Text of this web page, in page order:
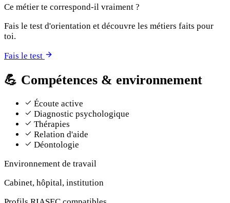
Ce métier te correspond-il vraiment ?
Fais le test d'orientation et découvre les métiers faits pour
toi.
Fais le test
💪 Compétences & environnement
Écoute active
Diagnostic psychologique
Thérapies
Relation d'aide
Déontologie
Environnement de travail
Cabinet, hôpital, institution